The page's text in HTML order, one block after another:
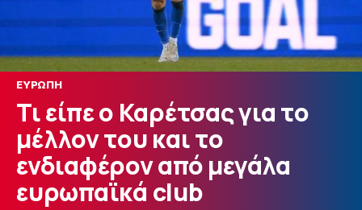
ΕΥΡΩΠΗ
Τι είπε ο Καρέτσας για το
μέλλον του και το
ενδιαφέρον από μεγάλα
ευρωπαϊκά club